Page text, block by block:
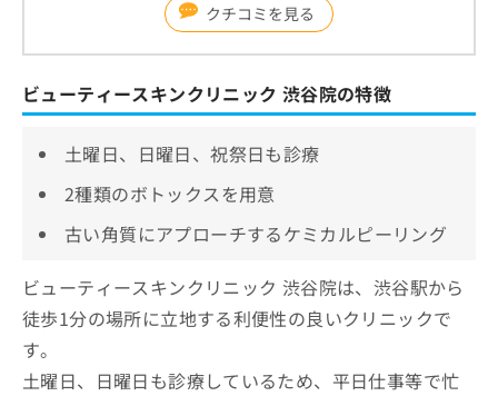
クチコミを見る
ビューティースキンクリニック 渋谷院の特徴
土曜日、日曜日、祝祭日も診療
2種類のボトックスを用意
古い角質にアプローチするケミカルピーリング
ビューティースキンクリニック 渋谷院は、渋谷駅から
徒歩1分の場所に立地する利便性の良いクリニックで
す。
土曜日、日曜日も診療しているため、平日仕事等で忙